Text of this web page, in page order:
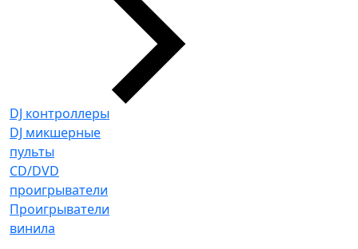
DJ контроллеры
DJ микшерные
пульты
CD/DVD
проигрыватели
Проигрыватели
винила